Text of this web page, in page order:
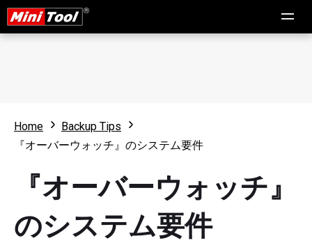
Home
Backup Tips
『オーバーウォッチ』のシステム要件
『オーバーウォッチ』
のシステム要件